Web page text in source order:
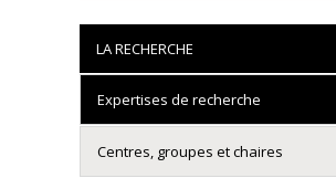
LA RECHERCHE
Expertises de recherche
Centres, groupes et chaires